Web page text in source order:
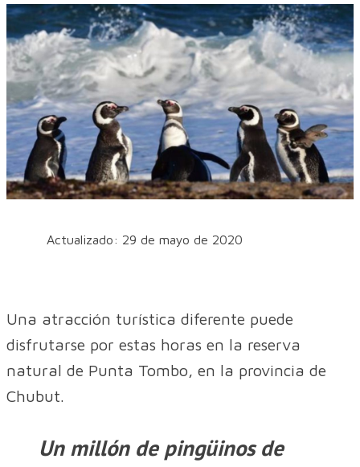
Actualizado: 29 de mayo de 2020
Una atracción turística diferente puede
disfrutarse por estas horas en la reserva
natural de Punta Tombo, en la provincia de
Chubut.
Un millón de pingüinos de